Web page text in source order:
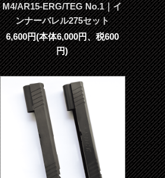
M4/AR15-ERG/TEG No.1｜イ
ンナーバレル275セット
6,600円(本体6,000円、税600
円)